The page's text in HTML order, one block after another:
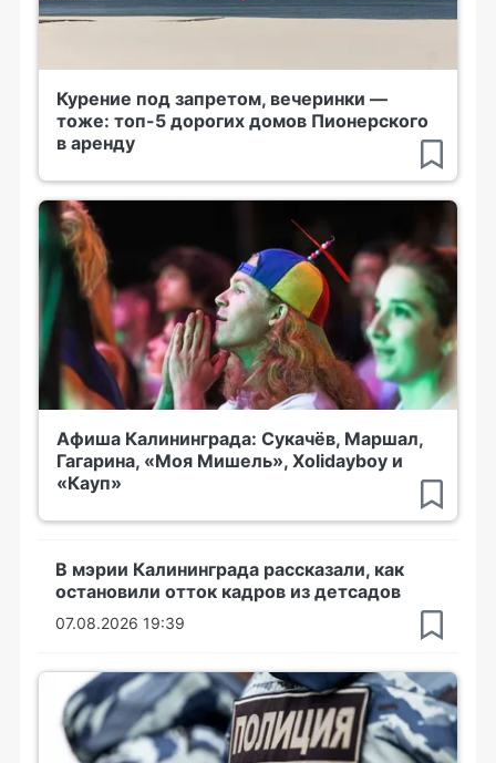
Курение под запретом, вечеринки —
тоже: топ-5 дорогих домов Пионерского
в аренду
Афиша Калининграда: Сукачёв, Маршал,
Гагарина, «Моя Мишель», Xolidayboy и
«Кауп»
В мэрии Калининграда рассказали, как
остановили отток кадров из детсадов
07.08.2026 19:39